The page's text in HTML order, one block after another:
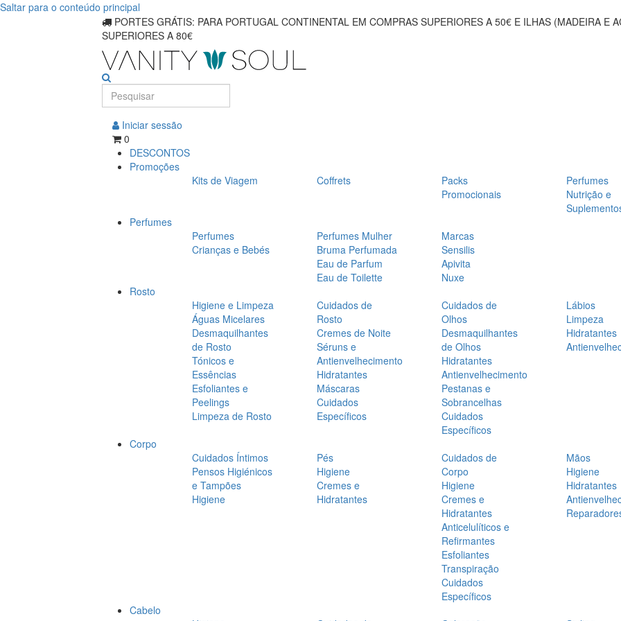
Saltar para o conteúdo principal
PORTES GRÁTIS: PARA PORTUGAL CONTINENTAL EM COMPRAS SUPERIORES A 50€ E ILHAS (MADEIRA E
SUPERIORES A 80€
Iniciar sessão
0
DESCONTOS
Promoções
Kits de Viagem
Coffrets
Packs
Promocionais
Perfumes
Nutrição e
Perfumes
Perfumes
Crianças e Bebés
Perfumes Mulher
Bruma Perfumada
Eau de Parfum
Eau de Toilette
Marcas
Sensilis
Apivita
Nuxe
Rosto
Higiene e Limpeza
Águas Micelares
Desmaquilhantes
de Rosto
Tónicos e
Essências
Esfoliantes e
Peelings
Limpeza de Rosto
Cuidados de
Rosto
Cremes de Noite
Séruns e
Antienvelhecimento
Hidratantes
Máscaras
Cuidados
Específicos
Cuidados de
Olhos
Desmaquilhantes
de Olhos
Hidratantes
Antienvelhecimento
Pestanas e
Sobrancelhas
Cuidados
Específicos
Lábios
Limpeza
Hidratantes
Corpo
Cuidados Íntimos
Pensos Higiénicos
e Tampões
Higiene
Pés
Higiene
Cremes e
Hidratantes
Cuidados de
Corpo
Higiene
Cremes e
Hidratantes
Anticelulíticos e
Refirmantes
Esfoliantes
Transpiração
Cuidados
Específicos
Mãos
Higiene
Hidratantes
Cabelo